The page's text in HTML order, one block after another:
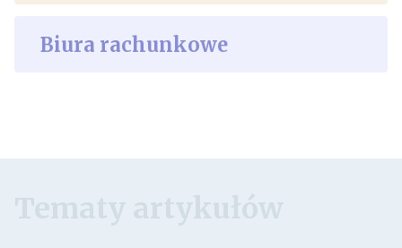
Biura rachunkowe